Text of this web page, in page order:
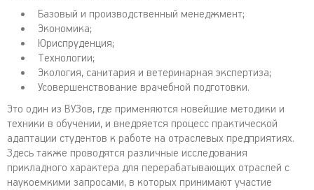
Базовый и производственный менеджмент;
Экономика;
Юриспруденция;
Технологии;
Экология, санитария и ветеринарная экспертиза;
Усовершенствование врачебной подготовки.
Это один из ВУЗов, где применяются новейшие методики и
техники в обучении, и внедряется процесс практической
адаптации студентов к работе на отраслевых предприятиях.
Здесь также проводятся различные исследования
прикладного характера для перерабатывающих отраслей с
наукоемкими запросами, в которых принимают участие